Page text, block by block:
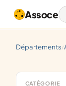
Assoce
départements/
CATÉGORIE